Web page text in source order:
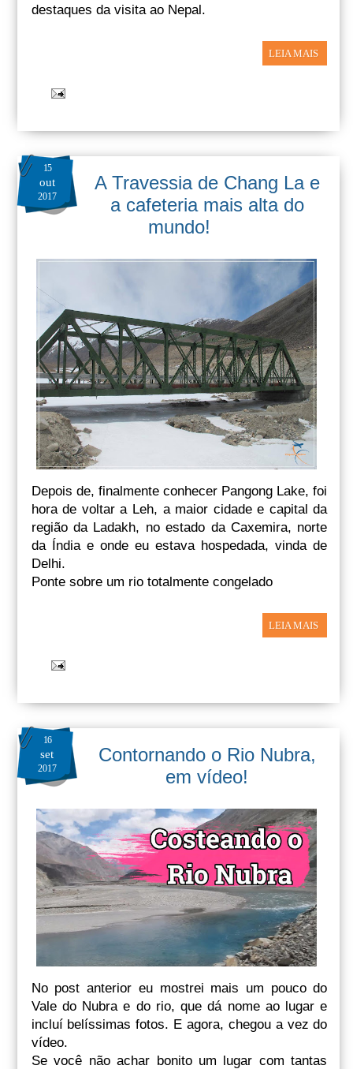
destaques da visita ao Nepal.
LEIA MAIS
15
out
2017
A Travessia de Chang La e
a cafeteria mais alta do
mundo!
Depois de, finalmente conhecer Pangong Lake, foi
hora de voltar a Leh, a maior cidade e capital da
região da Ladakh, no estado da Caxemira, norte
da Índia e onde eu estava hospedada, vinda de
Delhi.
Ponte sobre um rio totalmente congelado
LEIA MAIS
16
set
2017
Contornando o Rio Nubra,
em vídeo!
No post anterior eu mostrei mais um pouco do
Vale do Nubra e do rio, que dá nome ao lugar e
incluí belíssimas fotos. E agora, chegou a vez do
vídeo.
Se você não achar bonito um lugar com tantas